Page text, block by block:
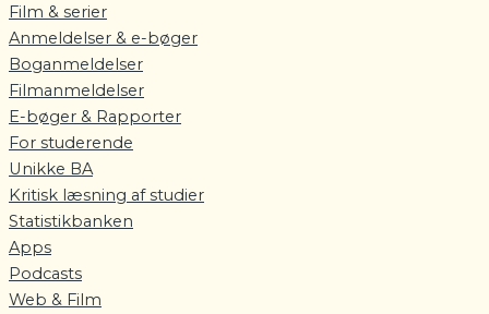
Film & serier
Anmeldelser & e-bøger
Boganmeldelser
Filmanmeldelser
E-bøger & Rapporter
For studerende
Unikke BA
Kritisk læsning af studier
Statistikbanken
Apps
Podcasts
Web & Film